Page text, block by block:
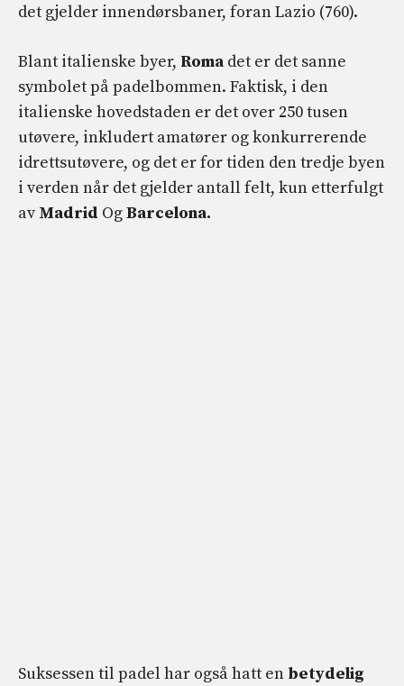
det gjelder innendørsbaner, foran Lazio (760).
Blant italienske byer, Roma det er det sanne
symbolet på padelbommen. Faktisk, i den
italienske hovedstaden er det over 250 tusen
utøvere, inkludert amatører og konkurrerende
idrettsutøvere, og det er for tiden den tredje byen
i verden når det gjelder antall felt, kun etterfulgt
av Madrid OgBarcelona.
Suksessen til padel har også hatt en betydelig